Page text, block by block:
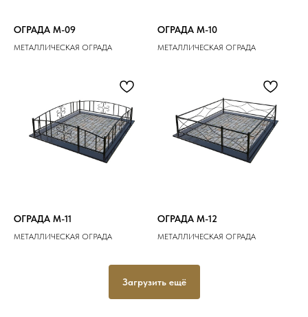
ОГРАДА M-09
МЕТАЛЛИЧЕСКАЯ ОГРАДА
ОГРАДА M-10
МЕТАЛЛИЧЕСКАЯ ОГРАДА
ОГРАДА M-11
МЕТАЛЛИЧЕСКАЯ ОГРАДА
ОГРАДА M-12
МЕТАЛЛИЧЕСКАЯ ОГРАДА
Загрузить ещё